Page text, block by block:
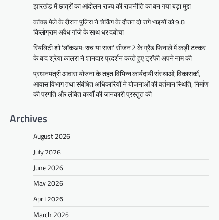
झारखंड में छात्रों का आंदोलन राज्य की राजनीति का बन गया बड़ा मुद्दा
कांवड़ मेले के दौरान पुलिस ने चेकिंग के दौरान दो सगे भाइयों को 9.8
किलोग्राम अवैध गांजे के साथ धर दबोचा
रियलिटी शो ‘लॉकअप: सच या सजा’ सीजन 2 के ग्रैंड फिनाले में कड़ी टक्कर
के बाद श्रेया कालरा ने शानदार प्रदर्शन करते हुए ट्रॉफी अपने नाम की
प्रधानमंत्री आवास योजना के तहत विभिन्न कार्यदायी संस्थाओं, विकासकों,
आवास विभाग तथा संबंधित अधिकारियों ने योजनाओं की वर्तमान स्थिति, निर्माण
की प्रगति और लंबित कार्यों की जानकारी प्रस्तुत की
Archives
August 2026
July 2026
June 2026
May 2026
April 2026
March 2026